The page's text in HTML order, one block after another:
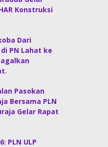
Konstruksi
Dari
PN Lahat ke
Pasokan
Bersama PLN
Gelar Rapat
PLN ULP